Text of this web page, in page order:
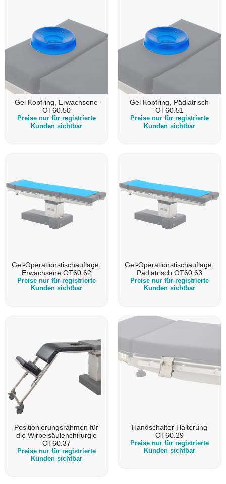
Gel Kopfring, Erwachsene
OT60.50
Preise nur für registrierte
Kunden sichtbar
Gel Kopfring, Pädiatrisch
OT60.51
Preise nur für registrierte
Kunden sichtbar
Gel-Operationstischauflage,
Erwachsene OT60.62
Preise nur für registrierte
Kunden sichtbar
Gel-Operationstischauflage,
Pädiatrisch OT60.63
Preise nur für registrierte
Kunden sichtbar
Positionierungsrahmen für
die Wirbelsäulenchirurgie
OT60.37
Preise nur für registrierte
Kunden sichtbar
Handschalter Halterung
OT60.29
Preise nur für registrierte
Kunden sichtbar